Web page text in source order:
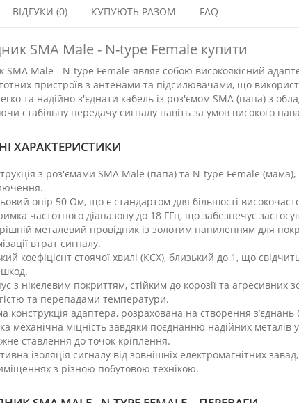
ВІДГУКИ (0) КУПУЮТЬ РАЗОМ FAQ
SMA Male - N-type Female купити
SMA Male - N-type Female являє собою високоякісний
пристроїв з антенами та підсилювачами, що
та надійно з'єднати кабель із роз'ємом SMA (папа) з
стабільну передачу сигналу навіть за умов високого
ХАРАКТЕРИСТИКИ
з роз'ємами SMA Male (папа) та N-type Female (мама),
опір 50 Ом, що є стандартом для більшості
частотного діапазону до 18 ГГц, що забезпечує
металевий провідник із золотим напиленням для
втрат сигналу.
коефіцієнт стоячої хвилі (КСХ), близький до 1, що
з нікелевим покриттям, стійким до корозії та
та перепадами температури.
конструкція адаптера, розрахована на створення з’єднань
механічна міцність завдяки поєднанню надійних металів
ставлення до точок кріплення.
ізоляція сигналу від зовнішніх електромагнітних
з різною побутовою технікою.